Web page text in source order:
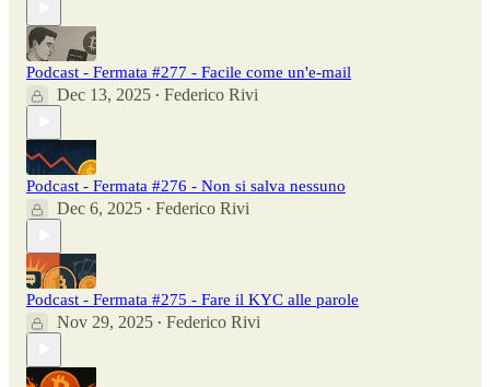
Podcast - Fermata #277 - Facile come un'e-mail
Dec 13, 2025 • Federico Rivi
Podcast - Fermata #276 - Non si salva nessuno
Dec 6, 2025 • Federico Rivi
Podcast - Fermata #275 - Fare il KYC alle parole
Nov 29, 2025 • Federico Rivi